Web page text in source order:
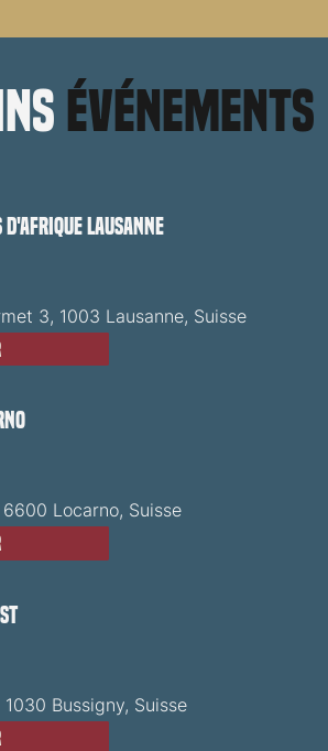
événements
Lausanne
3, 1003 Lausanne, Suisse
6600 Locarno, Suisse
Bussigny, Suisse